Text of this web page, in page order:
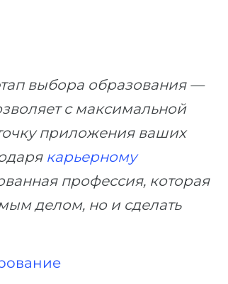
выбора образования —
с максимальной
приложения ваших
карьерному
профессия, которая
делом, но и сделать